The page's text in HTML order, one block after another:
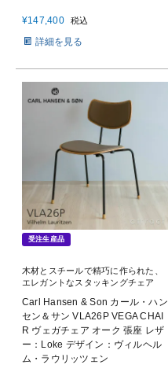
¥147,400 税込
詳細を見る
受注生産品
木材とスチールで精巧に作られた、
エレガントなスタッキングチェア
Carl Hansen & Son カール・ハン
セン＆サン VLA26P VEGA CHAI
R ヴェガチェア オーク 張座 レザ
ー：Loke デザイン：ヴィルヘル
ム・ラウリッツェン